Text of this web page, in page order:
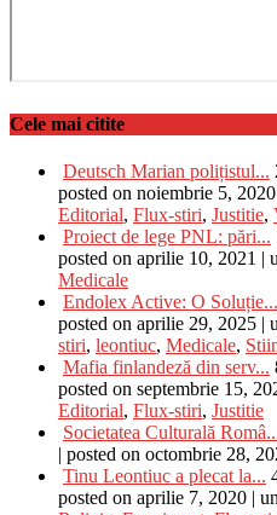
Cele mai citite
Deutsch Marian polițistul...
posted on noiembrie 5, 2020
Editorial, Flux-stiri, Justitie,
Proiect de lege PNL: pări...
posted on aprilie 10, 2021 |
Medicale
Endolex Active: O Soluție...
posted on aprilie 29, 2025 |
stiri, leontiuc, Medicale,
Mafia finlandeză din serv...
posted on septembrie 15,
Editorial, Flux-stiri, Justitie
Societatea Culturală
| posted on octombrie 28,
Tinu Leontiuc a plecat la...
posted on aprilie 7, 2020 |